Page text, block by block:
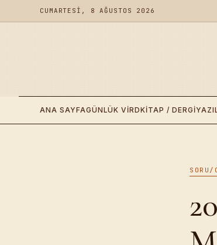
CUMARTESI, 8 AĞUSTOS 2026
ANA SAYFAGÜNLÜK VIRDKITAP / DERGI
SORU/